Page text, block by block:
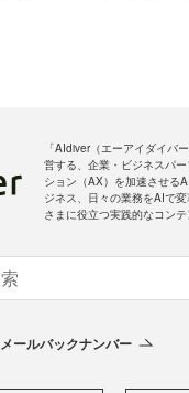
「AIdiver（エーアイダイバ
営する、企業・ビジネスパ
ション（AX）を加速させる
ジネス、日々の業務をAIで
さまに役立つ実践的なコンテ
メールバックナンバー